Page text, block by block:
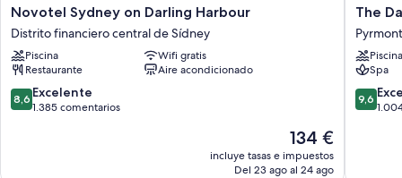
estado general de primera clase y su práctica ubicación
Características de la habitación
Las 480 habitaciones con decoraciones diferentes ofrecen
características entre las que se incluyen un servicio de habitaciones las
24 horas y sábanas de alta calidad, además de ciertas comodidades
adicionales, como wifi gratis y aire acondicionado. Los huéspedes
valoran muy positivamente la limpieza de las habitaciones del
Novotel
Sydney
on
Darling
Harbour
Distrito
financiero
Novotel Sydney on Darling Harbour
Distrito financiero central de Sídney
Piscina
Wifi gratis
Restaurante
Aire acondicionado
8.6
sobre
8,6 Excelente
1.385 comentarios
El
precio
actual
134 €
incluye tasas e impuestos
Del 23 ago al 24 ago
The
Darling
at
the
Star
Pyrmont
The
Pyrmont
Piscina
Spa
9.6
sobre
9,6